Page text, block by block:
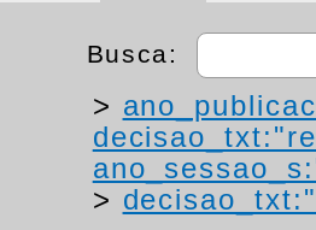
Busca:
>
>